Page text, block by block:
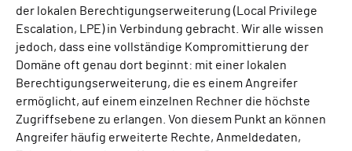
der lokalen Berechtigungserweiterung (Local Privilege
Escalation, LPE) in Verbindung gebracht. Wir alle wissen
jedoch, dass eine vollständige Kompromittierung der
Domäne oft genau dort beginnt: mit einer lokalen
Berechtigungserweiterung, die es einem Angreifer
ermöglicht, auf einem einzelnen Rechner die höchste
Zugriffsebene zu erlangen. Von diesem Punkt an können
Angreifer häufig erweiterte Rechte, Anmeldedaten,